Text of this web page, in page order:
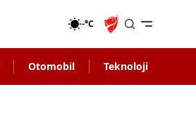
-°C
Otomobil Teknoloji